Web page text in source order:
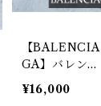
【BALENCIA
GA】バレンシ
アガ クラシッ
クコンチネンタ
¥16,000